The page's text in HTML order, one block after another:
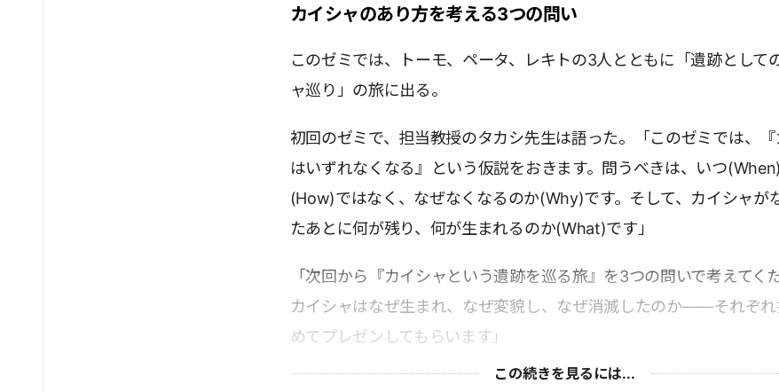
カイシャのあり方を考える3つの問い
このゼミでは、トーモ、ペータ、レキトの3人とともに「遺跡として
ャ巡り」の旅に出る。
初回のゼミで、担当教授のタカシ先生は語った。「このゼミでは、『
はいずれなくなる』という仮説をおきます。問うべきは、いつ
(How)ではなく、なぜなくなるのか(Why)です。そして、カイシャが
たあとに何が残り、何が生まれるのか(What)です」
「次回から『カイシャという遺跡を巡る旅』を3つの問いで考えてく
カイシャはなぜ生まれ、なぜ変貌し、なぜ消滅したのか――それぞ
めてプレゼンしてもらいます」
この続きを見るには...